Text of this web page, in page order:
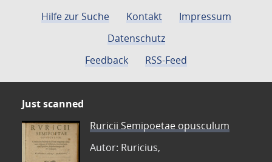
Hilfe zur Suche Kontakt
Impressum
Datenschutz
Feedback
RSS-Feed
Just scanned
Ruricii Semipoetae opusculum
Autor: Ruricius,